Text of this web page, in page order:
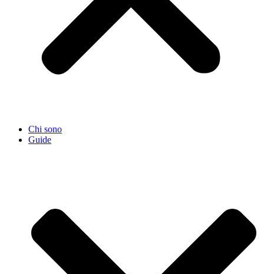
Chi sono
Guide